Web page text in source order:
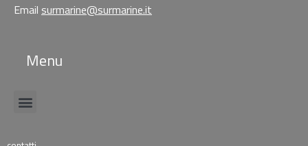
Email surmarine@surmarine.it
Menu